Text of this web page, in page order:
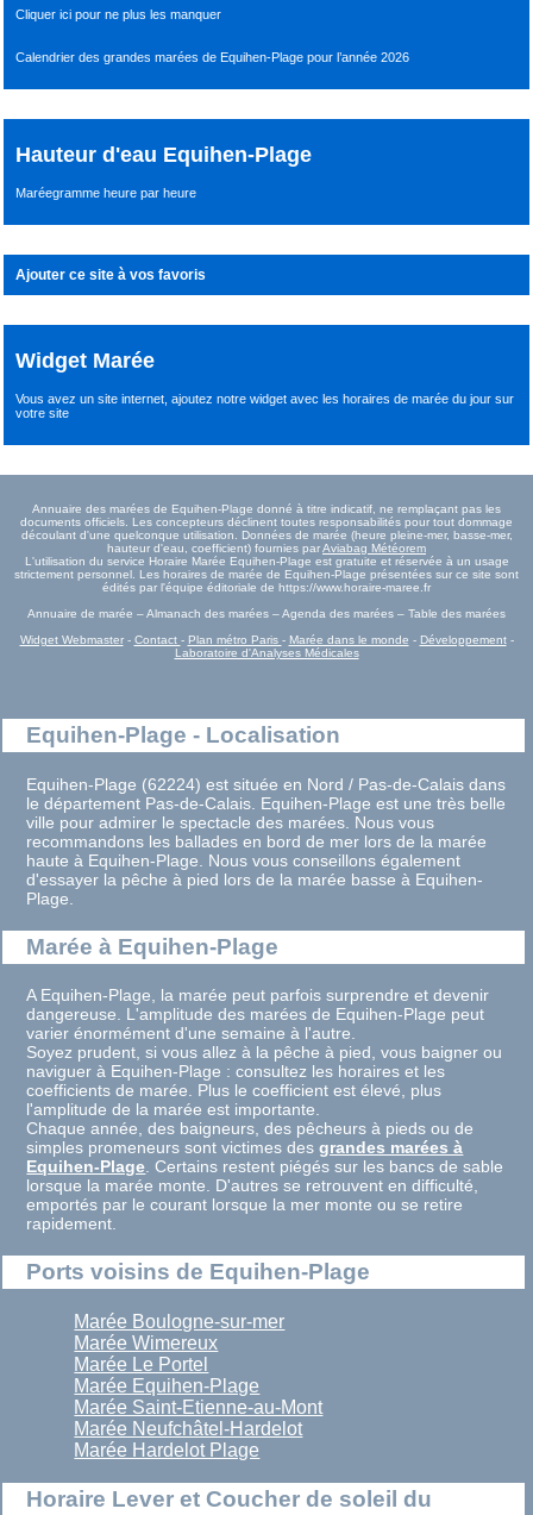
Cliquer ici pour ne plus les manquer
Calendrier des grandes marées de Equihen-Plage pour l’année 2026
Hauteur d'eau Equihen-Plage
Maréegramme heure par heure
Ajouter ce site à vos favoris
Widget Marée
Vous avez un site internet,ajoutez notre widget avec les horaires de marée du joursur
votre site
Annuaire des marées de Equihen-Plage donné à titre indicatif, ne remplaçant pas les
documents officiels. Les concepteurs déclinent toutes responsabilités pour tout dommage
découlant d'une quelconque utilisation. Données de marée (heure pleine-mer, basse-mer,
hauteur d'eau, coefficient) fournies parAviabag Météorem
L'utilisation du service Horaire Marée Equihen-Plage est gratuite et réservée à un usage
strictement personnel. Les horaires de marée de Equihen-Plage présentées sur ce site sont
édités par l'équipe éditoriale de https://www.horaire-maree.fr
Annuaire de marée – Almanach des marées – Agenda des marées – Table des marées
Widget Webmaster- Contact - Plan métro Paris - Marée dans le monde - Développement-
Laboratoire d'Analyses Médicales
Equihen-Plage - Localisation
Equihen-Plage (62224) est située en Nord / Pas-de-Calais dans
le département Pas-de-Calais. Equihen-Plage est une très belle
ville pour admirer le spectacle des marées. Nous vous
recommandons les ballades en bord de mer lors de la marée
haute à Equihen-Plage. Nous vous conseillons également
d'essayer la pêche à pied lors de la marée basse à Equihen-
Plage.
Marée à Equihen-Plage
A Equihen-Plage, la marée peut parfois surprendre et devenir
dangereuse. L'amplitude des marées de Equihen-Plage peut
varier énormément d'une semaine à l'autre.
Soyez prudent, si vous allez à la pêche à pied, vous baigner ou
naviguer à Equihen-Plage : consultez les horaires et les
coefficients de marée. Plus le coefficient est élevé, plus
l'amplitude de la marée est importante.
Chaque année, des baigneurs, des pêcheurs à pieds ou de
simples promeneurs sont victimes desgrandes marées à
Equihen-Plage. Certains restent piégés sur les bancs de sable
lorsque la marée monte. D'autres se retrouvent en difficulté,
emportés par le courant lorsque la mer monte ou se retire
rapidement.
Ports voisins de Equihen-Plage
Marée Boulogne-sur-mer
Marée Wimereux
Marée Le Portel
Marée Equihen-Plage
Marée Saint-Etienne-au-Mont
Marée Neufchâtel-Hardelot
Marée Hardelot Plage
Horaire Lever et Coucher de soleil du